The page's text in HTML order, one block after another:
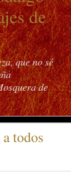
de
que no sé
de
todos